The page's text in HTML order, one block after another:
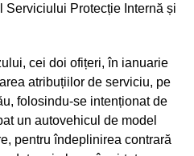
Serviciului Protecție Internă și
cei doi ofițeri, în ianuarie
atribuțiilor de serviciu, pe
folosindu-se intenționat de
un autovehicul de model
pentru îndeplinirea contrară